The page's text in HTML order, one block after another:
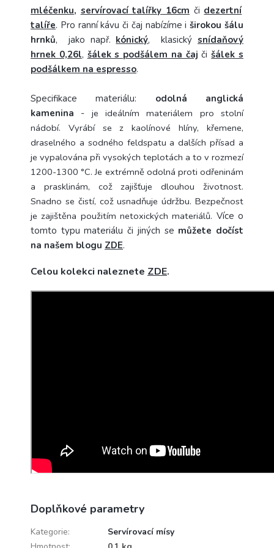
mléčenku, servírovací talířky 16cm či dezertní
talíře. Pro ranní kávu či čaj nabízíme i širokou šálu
hrnků, jako např. kónický, klasickýsnídaňový
hrnek 0,26l, šálek s podšálem na čaj čišálek s
podšálkem na espresso.
Specifikace materiálu: odolná anglická
kamenina - je ideálním materiálem pro stolní
nádobí. Vyrábí se z kaolínové hlíny, křemene,
draselného a sodného feldspatu a dalších přísad a
je vypalována při vysokých teplotách a to v rozmezí
1200-1300 °C.Je extrémně odolná proti odřeninám
a prasklinám, což zajišťuje dlouhou životnost.
Snadno se čistí, což usnadňuje údržbu. Bezpečnost
je zajištěna použitím netoxických materiálů. Více o
tomto typu materiálu či jiných se můžete dočíst
na našem blogu ZDE.
Celou kolekci naleznete ZDE.
Doplňkové parametry
Kategorie:
Servírovací mísy